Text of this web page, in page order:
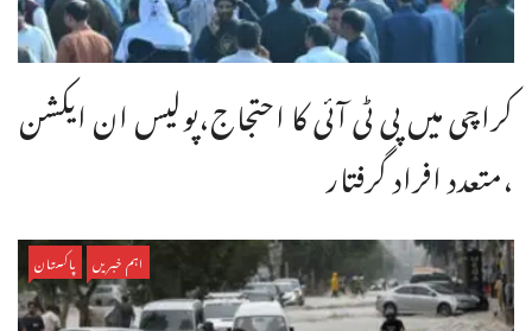
کراچی میں پی ٹی آئی کا احتجاج،پولیس ان ایکشن
،متعدد افراد گرفتار
اہم خبریں پاکستان